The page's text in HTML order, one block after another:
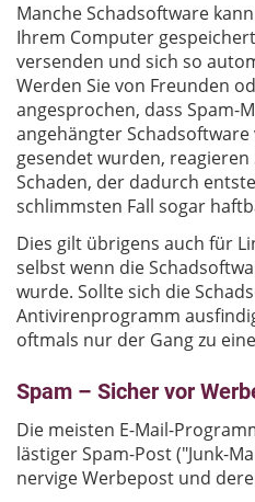
Manche Schadsoftware
Ihrem Computer
versenden und sich so
Werden Sie von Freunden
angesprochen, dass Spam-
angehängter
gesendet wurden, reagieren
Schaden, der dadurch
schlimmsten Fall sogar
Dies gilt übrigens auch für
selbst wenn die
wurde. Sollte sich die
Antivirenprogramm
oftmals nur der Gang zu
Spam – Sicher vor
Die meisten E-Mail-
lästiger Spam-Post ("Junk-
nervige Werbepost und